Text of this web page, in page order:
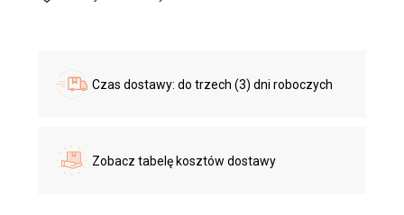
Czas dostawy: do trzech (3) dni roboczych
Zobacz tabelę kosztów dostawy